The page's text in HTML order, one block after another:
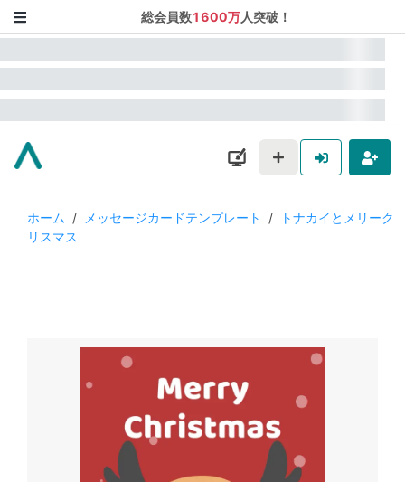
総会員数1600万人突破！
ホーム / メッセージカードテンプレート /
トナカイとメリーク
リスマス